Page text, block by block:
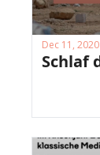
Dec 11, 2020